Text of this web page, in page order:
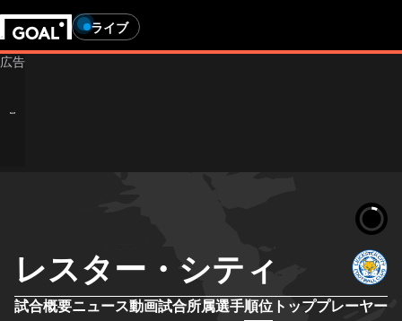
ライブ
レスター・シティ
試合概要ニュース動画試合所属選手順位 トッププレーヤー